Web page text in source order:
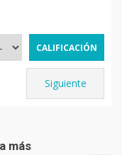
Siguiente
más